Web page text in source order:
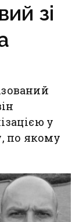
зі
у
по якому